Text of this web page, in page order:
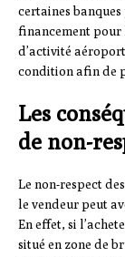
certaines
financement pour
d’activité
condition afin de
Les
de non-
Le non-respect
le vendeur peut
En effet, si
situé en zone de